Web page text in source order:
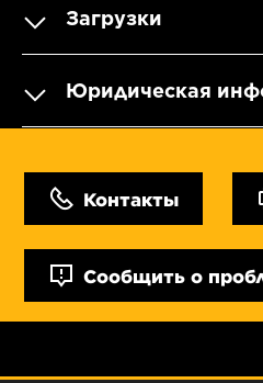
Загрузки
Юридическая
Контакты
Сообщить о